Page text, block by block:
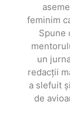
feminim
Spune
un
redacții
a slefuit
de